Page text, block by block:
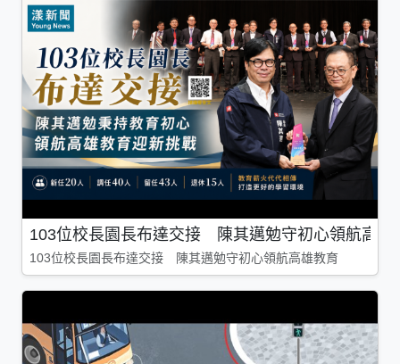
103位校長園長布達交接 陳其邁勉守初心領航高雄
103位校長園長布達交接 陳其邁勉守初心領航高雄教育